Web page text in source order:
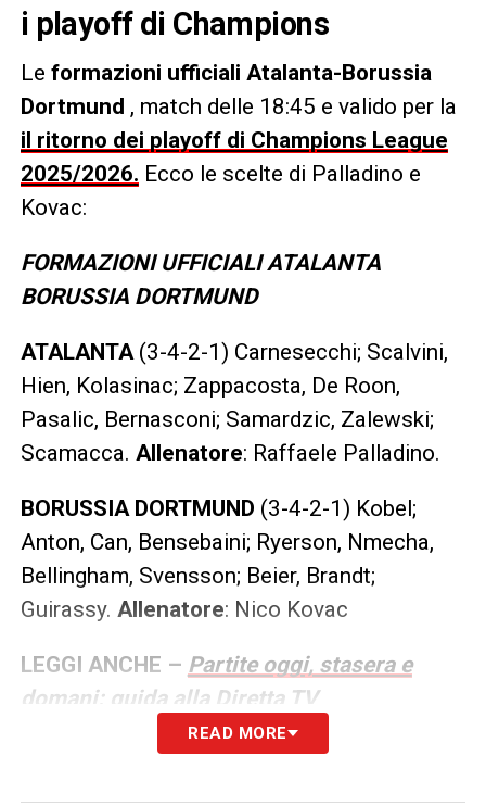
i playoff di Champions
Le formazioni ufficiali Atalanta-Borussia
Dortmund , match delle 18:45 e valido per la
il ritorno dei playoff di Champions League
2025/2026. Ecco le scelte di Palladino e
Kovac:
FORMAZIONI UFFICIALI ATALANTA
BORUSSIA DORTMUND
ATALANTA (3-4-2-1) Carnesecchi; Scalvini,
Hien, Kolasinac; Zappacosta, De Roon,
Pasalic, Bernasconi; Samardzic, Zalewski;
Scamacca. Allenatore: Raffaele Palladino.
BORUSSIA DORTMUND (3-4-2-1) Kobel;
Anton, Can, Bensebaini; Ryerson, Nmecha,
Bellingham, Svensson; Beier, Brandt;
Guirassy. Allenatore: Nico Kovac
LEGGI ANCHE – Partite oggi, stasera e
domani: guida alla Diretta TV
Champions in TVbasta
READ MORE